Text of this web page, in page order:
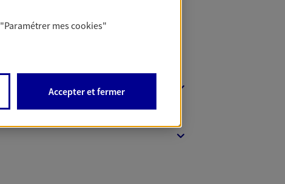
"Paramétrer mescookies"
Accepter et fermer